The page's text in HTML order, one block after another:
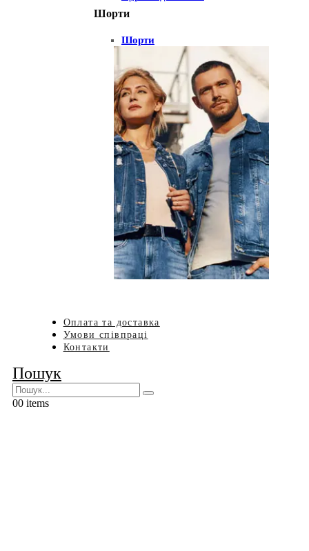
Шорти
Шорти
Оплата та доставка
Умови співпраці
Контакти
Пошук
00 items